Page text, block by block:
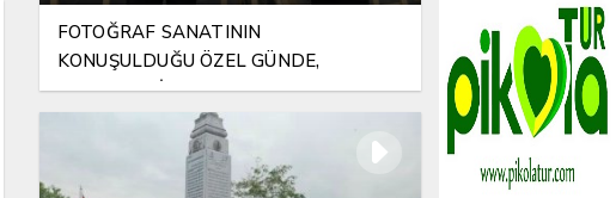
FOTOĞRAF SANATININ
KONUŞULDUĞU ÖZEL GÜNDE,
ANLAMLI BİR VEFA